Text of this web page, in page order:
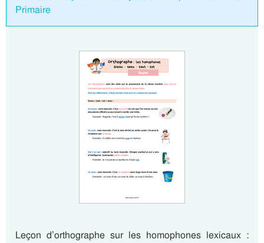
Primaire
Leçon d’orthographe sur les homophones lexicaux :